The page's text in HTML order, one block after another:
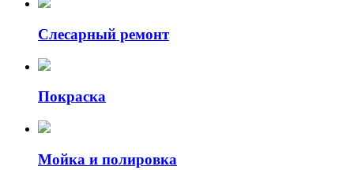
Слесарный ремонт
Покраска
Мойка и полировка